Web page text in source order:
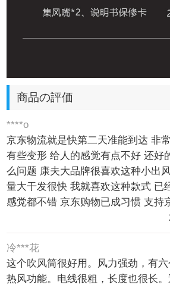
商品の評価
****o
京东物流就是快第二天准能到达 非
有些变形 给人的感觉有点不好 还好
么问题 康夫大品牌很喜欢这种小出
量大干发很快 我就喜欢这种款式 已
感觉都不错 京东购物已成习惯 支持
冷***花
这个吹风筒很好用。风力强劲，有
热风功能。电线很粗，长度也很长